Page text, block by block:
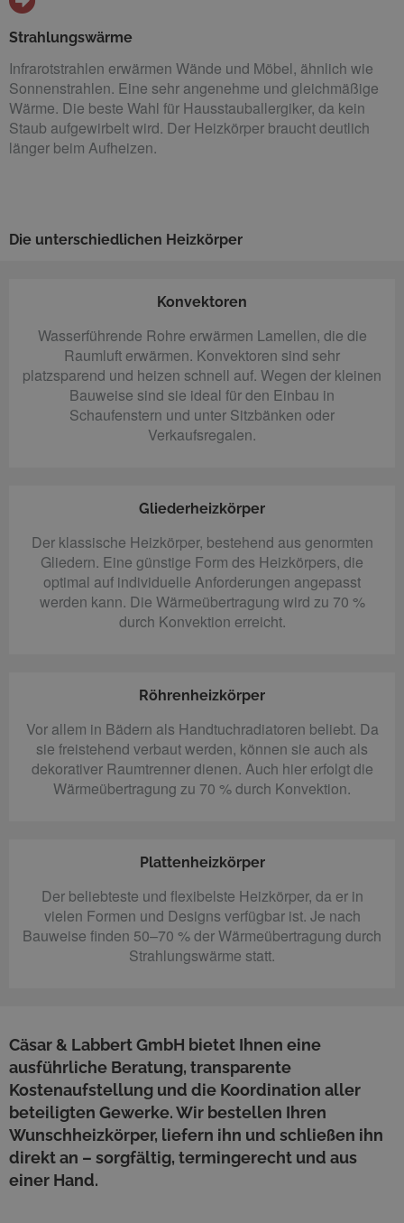
Strahlungswärme
Infrarotstrahlen erwärmen Wände und Möbel, ähnlich wie
Sonnenstrahlen. Eine sehr angenehme und gleichmäßige
Wärme. Die beste Wahl für Hausstauballergiker, da kein
Staub aufgewirbelt wird. Der Heizkörper braucht deutlich
länger beim Aufheizen.
Die unterschiedlichen Heizkörper
Konvektoren
Wasserführende Rohre erwärmen Lamellen, die die
Raumluft erwärmen. Konvektoren sind sehr
platzsparend und heizen schnell auf. Wegen der kleinen
Bauweise sind sie ideal für den Einbau in
Schaufenstern und unter Sitzbänken oder
Verkaufsregalen.
Gliederheizkörper
Der klassische Heizkörper, bestehend aus genormten
Gliedern. Eine günstige Form des Heizkörpers, die
optimal auf individuelle Anforderungen angepasst
werden kann. Die Wärmeübertragung wird zu 70 %
durch Konvektion erreicht.
Röhrenheizkörper
Vor allem in Bädern als Handtuchradiatoren beliebt. Da
sie freistehend verbaut werden, können sie auch als
dekorativer Raumtrenner dienen. Auch hier erfolgt die
Wärmeübertragung zu 70 % durch Konvektion.
Plattenheizkörper
Der beliebteste und flexibelste Heizkörper, da er in
vielen Formen und Designs verfügbar ist. Je nach
Bauweise finden 50–70 % der Wärmeübertragung durch
Strahlungswärme statt.
Cäsar & Labbert GmbH bietet Ihnen eine
ausführliche Beratung, transparente
Kostenaufstellung und die Koordination aller
beteiligten Gewerke. Wir bestellen Ihren
Wunschheizkörper, liefern ihn und schließen ihn
direkt an – sorgfältig, termingerecht und aus
einer Hand.